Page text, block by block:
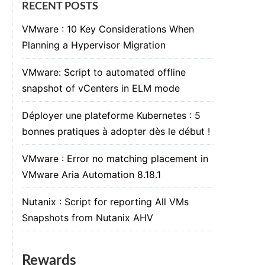
RECENT POSTS
VMware : 10 Key Considerations When
Planning a Hypervisor Migration
VMware: Script to automated offline
snapshot of vCenters in ELM mode
Déployer une plateforme Kubernetes : 5
bonnes pratiques à adopter dès le début !
VMware : Error no matching placement in
VMware Aria Automation 8.18.1
Nutanix : Script for reporting All VMs
Snapshots from Nutanix AHV
Rewards